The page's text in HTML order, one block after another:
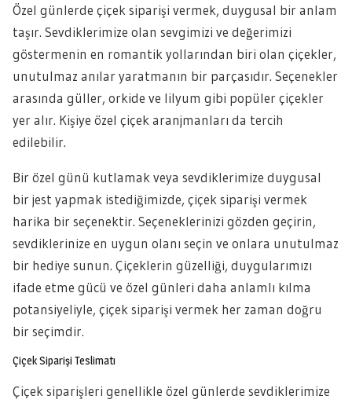
Özel günlerde çiçek siparişi vermek, duygusal bir anlam
taşır. Sevdiklerimize olan sevgimizi ve değerimizi
göstermenin en romantik yollarından biri olan çiçekler,
unutulmaz anılar yaratmanın bir parçasıdır. Seçenekler
arasında güller, orkide ve lilyum gibi popüler çiçekler
yer alır. Kişiye özel çiçek aranjmanları da tercih
edilebilir.
Bir özel günü kutlamak veya sevdiklerimize duygusal
bir jest yapmak istediğimizde, çiçek siparişi vermek
harika bir seçenektir. Seçeneklerinizi gözden geçirin,
sevdiklerinize en uygun olanı seçin ve onlara unutulmaz
bir hediye sunun. Çiçeklerin güzelliği, duygularımızı
ifade etme gücü ve özel günleri daha anlamlı kılma
potansiyeliyle, çiçek siparişi vermek her zaman doğru
bir seçimdir.
Çiçek Siparişi Teslimatı
Çiçek siparişleri genellikle özel günlerde sevdiklerimize